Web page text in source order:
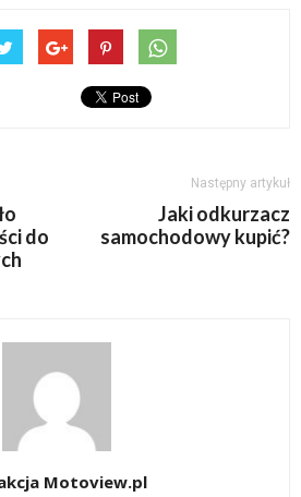
do
Następny artykuł
Jaki odkurzacz
samochodowy kupić?
Motoview.pl